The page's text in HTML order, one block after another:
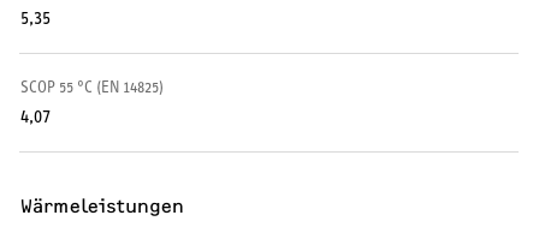
WARMWASSER
Warmwasserspeicher
5,35
SCOP 55 °C (EN 14825)
4,07
Wärmeleistungen